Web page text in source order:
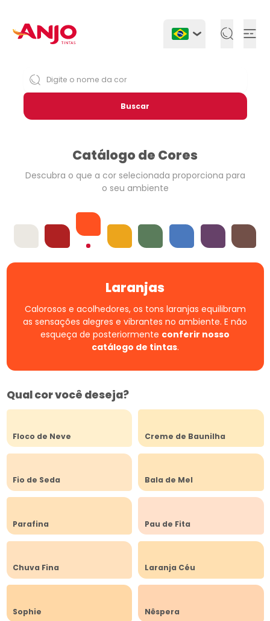
Buscar
Catálogo de Cores
Descubra o que a cor selecionada proporciona para
o seu ambiente
OffwhitesVermelhos
Laranjas
AmarelosVerdesAzuis Violetas
Laranjas
Calorosos e acolhedores, os tons laranjas equilibram
as sensações alegres e vibrantes no ambiente. E não
esqueça de posteriormente conferir nosso
catálogo de tintas.
Qual cor você deseja?
Floco de Neve Creme de Baunilha
Fio de Seda Bala de Mel
Parafina Pau de Fita
Chuva Fina Laranja Céu
Sophie Nêspera